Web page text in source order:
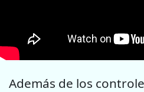
Además de los